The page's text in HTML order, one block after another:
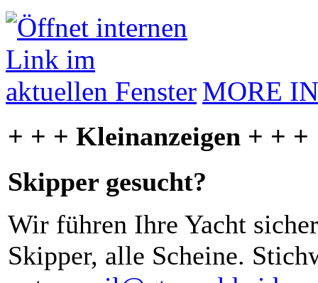
MORE
+ + + Kleinanzeigen + + +
Skipper gesucht?
Wir führen Ihre Yacht
Skipper, alle Scheine.